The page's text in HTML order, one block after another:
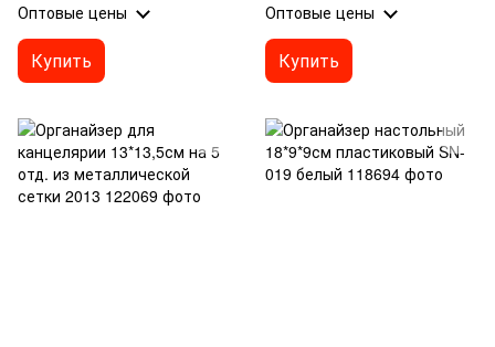
Оптовые цены
Купить
Оптовые цены
Купить